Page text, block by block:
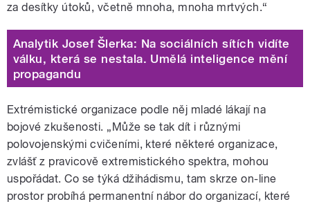
za desítky útoků, včetně mnoha, mnoha mrtvých.“
Analytik Josef Šlerka: Na sociálních sítích vidíte
válku, která se nestala. Umělá inteligence mění
propagandu
Extrémistické organizace podle něj mladé lákají na
bojové zkušenosti. „Může se tak dít i různými
polovojenskými cvičeními, které některé organizace,
zvlášť z pravicově extremistického spektra, mohou
uspořádat. Co se týká džihádismu, tam skrze on-line
prostor probíhá permanentní nábor do organizací, které